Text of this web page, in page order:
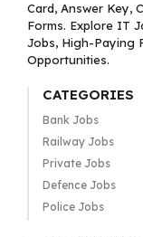
Card, Answer Key,
Forms. Explore IT
Jobs, High-Paying
Opportunities.
CATEGORIES
Bank Jobs
Railway Jobs
Private Jobs
Defence Jobs
Police Jobs